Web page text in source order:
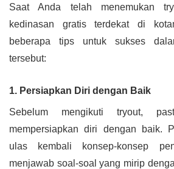
Saat Anda telah menemukan
kedinasan gratis terdekat di
beberapa tips untuk sukses
tersebut:
1. Persiapkan Diri dengan Baik
Sebelum mengikuti tryout,
mempersiapkan diri dengan baik.
ulas kembali konsep-konsep
menjawab soal-soal yang mirip